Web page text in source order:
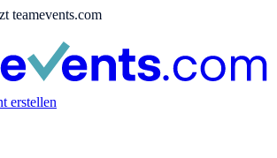
teamevents.com
erstellen